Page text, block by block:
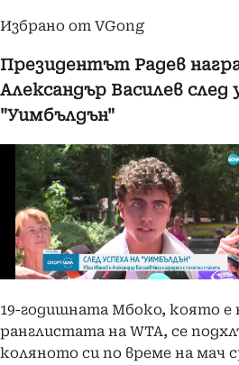
Избрано от VGong
Президентът Радев
Александър Василев
"Уимбълдън"
19-годишната Мбоко, която е
ранглистата на WTA, се
коляното си по време на мач